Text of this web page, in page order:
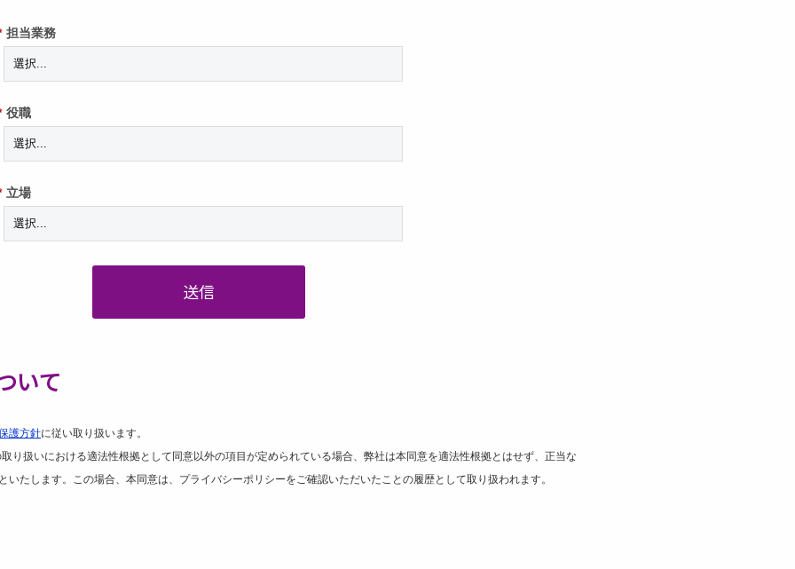
担当業務
役職
立場
送信
いて
護方針に従い取り扱います。
り扱いにおける適法性根拠として同意以外の項目が定められている場合、弊社は本同意を適法性根拠とはせず、正当な
いたします。この場合、本同意は、プライバシーポリシーをご確認いただいたことの履歴として取り扱われます。